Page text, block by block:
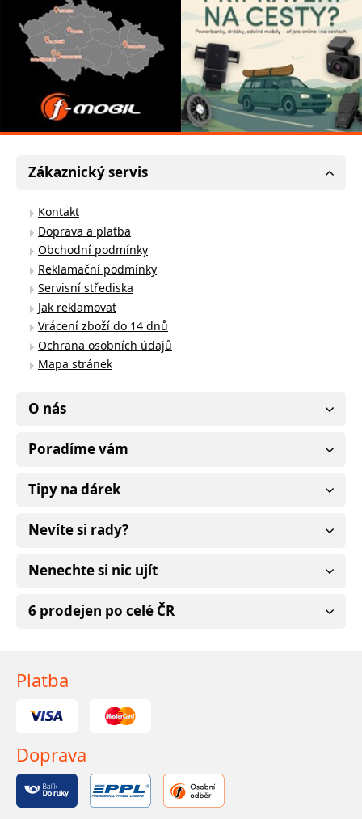
Zákaznický servis
Kontakt
Doprava a platba
Obchodní podmínky
Reklamační podmínky
Servisní střediska
Jak reklamovat
Vrácení zboží do 14 dnů
Ochrana osobních údajů
Mapa stránek
O nás
Poradíme vám
Tipy na dárek
Nevíte si rady?
Nenechte si nic ujít
6 prodejen po celé ČR
Platba
Doprava